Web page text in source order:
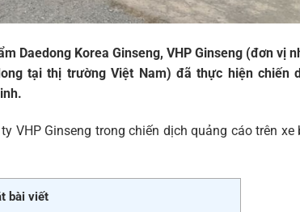
Daedong Korea Ginseng, VHP Ginseng (đơn vị
tại thị trường Việt Nam) đã thực hiện chiến
VHP Ginseng trong chiến dịch quảng cáo trên xe
bài viết